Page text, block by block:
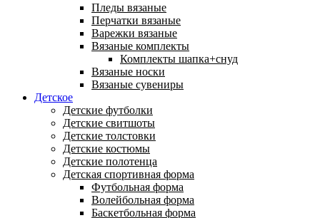
Пледы вязаные
Перчатки вязаные
Варежки вязаные
Вязаные комплекты
Комплекты шапка+снуд
Вязаные носки
Вязаные сувениры
Детское
Детские футболки
Детские свитшоты
Детские толстовки
Детские костюмы
Детские полотенца
Детская спортивная форма
Футбольная форма
Волейбольная форма
Баскетбольная форма